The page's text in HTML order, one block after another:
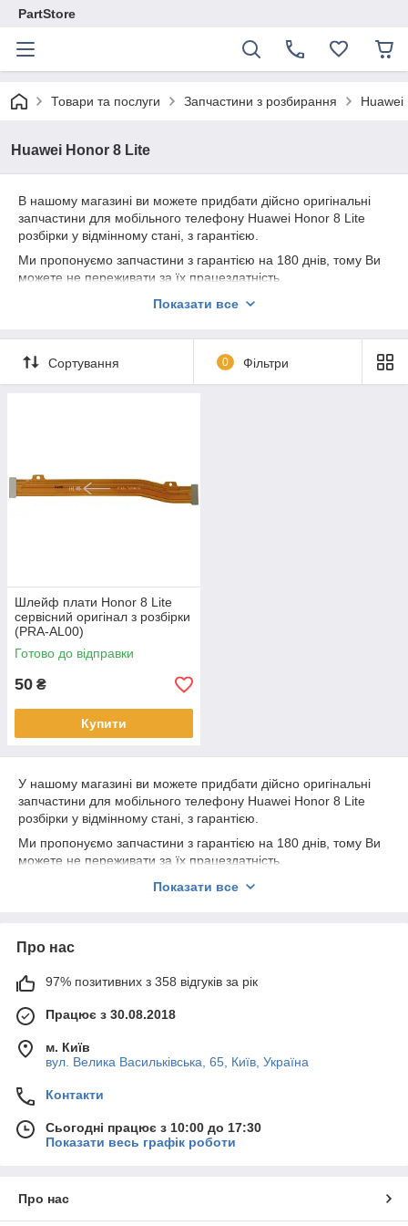
PartStore
Товари та послуги Запчастини з розбирання Huawei
Huawei Honor 8 Lite
В нашому магазині ви можете придбати дійсно оригінальні
запчастини для мобільного телефону Huawei Honor 8 Lite
розбірки у відмінному стані, з гарантією.
Ми пропонуємо запчастини з гарантією на 180 днів, тому Ви
можете не переживати за їх працездатність.
Також в нашій компаній великий асортимент інших товарів.
Показати все
Сортування 0 Фільтри
Шлейф плати Honor 8 Lite
сервісний оригінал з розбірки
(PRA-AL00)
Готово до відправки
50 ₴
Купити
У нашому магазині ви можете придбати дійсно оригінальні
запчастини для мобільного телефону Huawei Honor 8 Lite
розбірки у відмінному стані, з гарантією.
Ми пропонуємо запчастини з гарантією на 180 днів, тому Ви
можете не переживати за їх працездатність.
Також в нашій компаній великий асортимент інших товарів.
Показати все
Про нас
97% позитивних з 358 відгуків за рік
Працює з 30.08.2018
м. Київ
вул. Велика Васильківська, 65, Київ, Україна
Контакти
Сьогодні працює з 10:00 до 17:30
Показати весь графік роботи
Про нас